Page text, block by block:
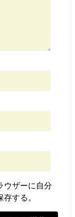
ウザーに自分
する。